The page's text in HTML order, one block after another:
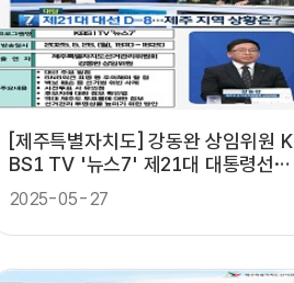
[제주특별자치도] 강동완 상임위원 K
BS1 TV '뉴스7' 제21대 대통령선거
특별대담
2025-05-27